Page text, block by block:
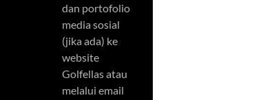
dan portofolio
media sosial
(jika ada) ke
website
Golfellas atau
melalui email